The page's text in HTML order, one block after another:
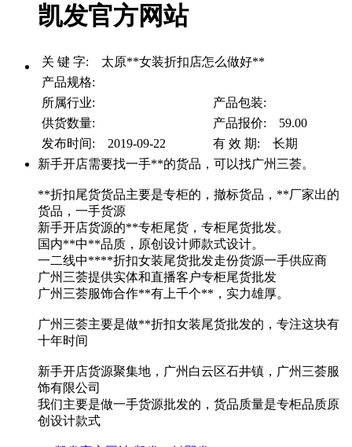
凯发官方网站
关 键 字: 太原**女装折扣店怎么做好**
产品规格:
所属行业:
产品包装:
供货数量:
产品报价: 59.00
发布时间: 2019-09-22
有 效 期: 长期
新手开店需要找一手**的货品，可以找广州三荟。
**折扣尾货货品主要是专柜的，撤标货品，**厂家出的
货品，一手货源
新手开店货源的**专柜尾货，专柜尾货批发。
国内**中**品质，原创设计师款式设计。
一二线中****折扣女装尾货批发走份货源一手供应商
广州三荟提供实体和直播客户专柜尾货批发
广州三荟服饰合作**有上千个**，实力雄厚。
广州三荟主要是做**折扣女装尾货批发的，专注这块有
十年时间
新手开店货源聚集地，广州白云区石井镇，广州三荟服
饰有限公司
我们主要是做一手货源批发的，货品质量是专柜品质原
创设计款式